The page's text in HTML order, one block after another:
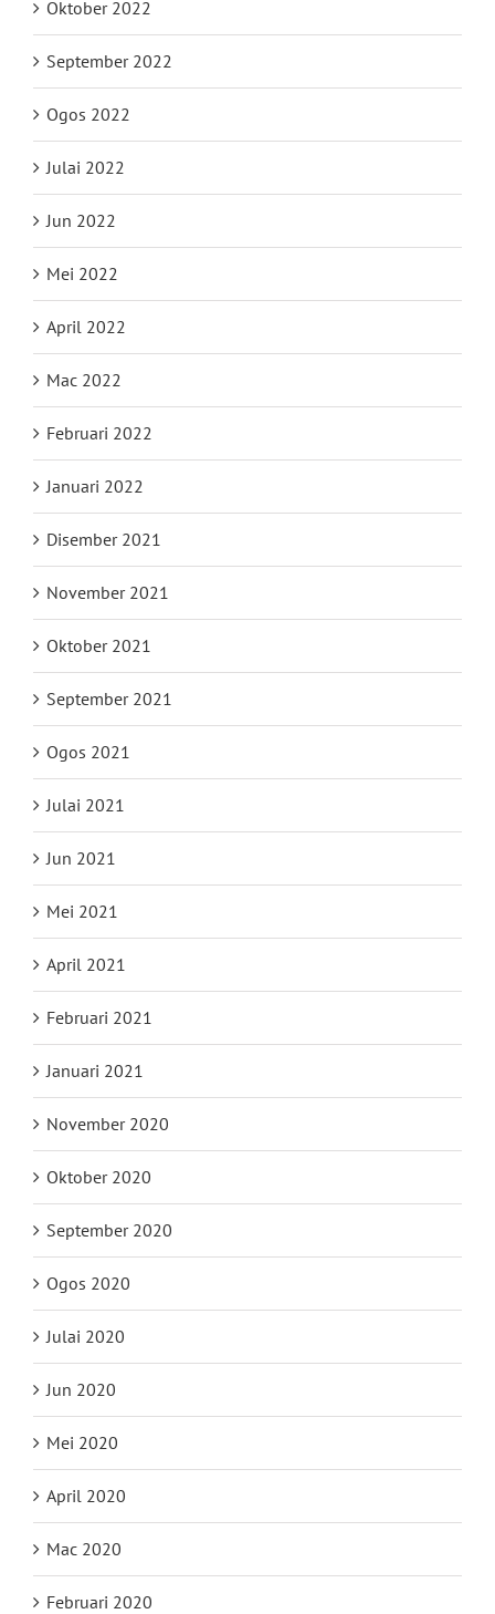
Oktober 2022
September 2022
Ogos 2022
Julai 2022
Jun 2022
Mei 2022
April 2022
Mac 2022
Februari 2022
Januari 2022
Disember 2021
November 2021
Oktober 2021
September 2021
Ogos 2021
Julai 2021
Jun 2021
Mei 2021
April 2021
Februari 2021
Januari 2021
November 2020
Oktober 2020
September 2020
Ogos 2020
Julai 2020
Jun 2020
Mei 2020
April 2020
Mac 2020
Februari 2020